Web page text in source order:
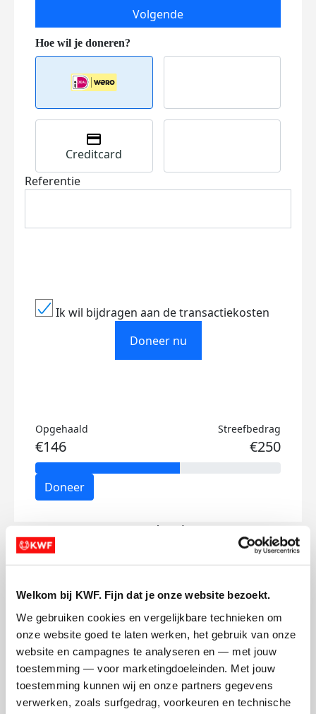
Welkom bij KWF. Fijn dat je onze website bezoekt.
We gebruiken cookies en vergelijkbare technieken om
onze website goed te laten werken, het gebruik van onze
website en campagnes te analyseren en — met jouw
toestemming — voor marketingdoeleinden. Met jouw
toestemming kunnen wij en onze partners gegevens
verwerken, zoals surfgedrag, voorkeuren en technische
Volgende
Creditcard
Referentie
Ik wil bijdragen aan de transactiekosten
Doneer nu
Opgehaald
€146
Streefbedrag
€250
Doneer
Mart's badges